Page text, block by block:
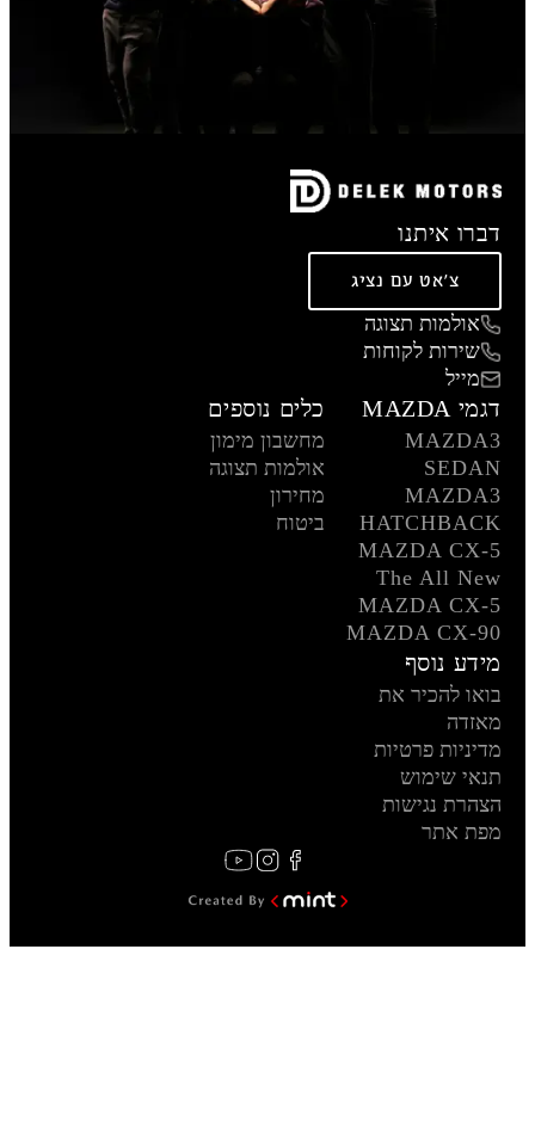
דברו איתנו
צ'אט עם נציג
אולמות תצוגה
שירות לקוחות
מייל
דגמי MAZDA
MAZDA3
SEDAN
MAZDA3
HATCHBACK
MAZDA CX-5
The All New
MAZDA CX-5
MAZDA CX-90
כלים נוספים
מחשבון מימון
אולמות תצוגה
מחירון
ביטוח
מידע נוסף
בואו להכיר את
מאזדה
מדיניות פרטיות
תנאי שימוש
הצהרת נגישות
מפת אתר